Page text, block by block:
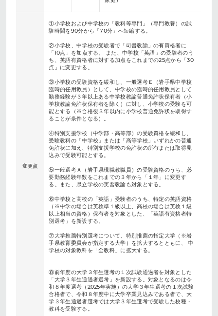
変更点
①小学校および中学校の「教科等専門」（専門教養）の試
験時間を90分から「70分」へ短縮する。
②小学校、中学校の受験者で「司書教諭」の有資格者に
「10点」を加点する。 また、中学校「英語」の受験者のう
ち、英語有資格者に対する加点をこれまでの25点から「30
点」に変更する。
③小学校の受験資格を緩和し、一般選考Ｅ（岩手県中学校
臨時的任用教員）として、中学校の臨時的任用教員として
勤務経験が３年以上ある中学校教諭普通免許状保有者（小
学校教諭免許状保有者を除く）に対し、小学校の受験を可
能とする（※合格後３年以内に小学校普通免許状を取得す
ることが条件となる）。
④特別支援学校（中学部・高等部）の受験資格を緩和し、
受験教科の「中学校」または「高等学校」いずれかの普通
免許状に加え、特別支援学校の免許状の所有または取得見
込みで受験可能とする。
⑤一般選考Ａ（岩手県現職教職員）の受験資格のうち、必
要勤務経験年数をこれまでの３年から「１年」に変更す
る。また、県立学校の実習教諭も対象とする。
⑥中学校と高校の「英語」受験者のうち、特定の英語資格
（※中学の場合は英検準１級以上、高校の場合は英検１級
以上相当の資格）保有者を対象とした、「英語有資格者特
別選考」を新設する。
⑦大学推薦特別選考について、特別推薦の指定大学（※岩
手県教育委員会が指定する大学）を拡大するとともに、 中
学校の対象教科を「全教科」に拡大する。
⑧前年度の大学３年生選考の１次試験通過者を対象とした
「大学３年生通過者選考」を新設する。対象となるのは令
和８年度選考（2025年実施）の大学３年生選考の１次試験
合格者で、令和８年度中に大学卒業見込みである者で、大
学３年生通過者選考では大学３年生選考で受験した校種・
教科を受験する。